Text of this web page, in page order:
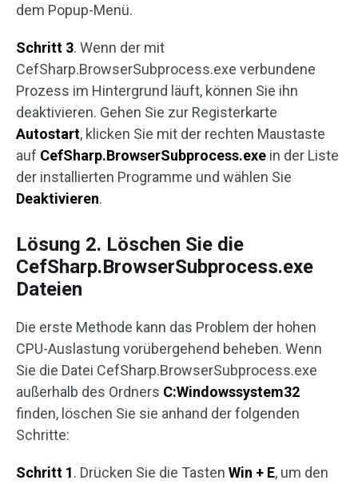
dem Popup-Menü.
Schritt 3. Wenn der mit
CefSharp.BrowserSubprocess.exe verbundene
Prozess im Hintergrund läuft, können Sie ihn
deaktivieren. Gehen Sie zur Registerkarte
Autostart, klicken Sie mit der rechten Maustaste
auf CefSharp.BrowserSubprocess.exe in der Liste
der installierten Programme und wählen Sie
Deaktivieren.
Lösung 2. Löschen Sie die
CefSharp.BrowserSubprocess.exe
Dateien
Die erste Methode kann das Problem der hohen
CPU-Auslastung vorübergehend beheben. Wenn
Sie die Datei CefSharp.BrowserSubprocess.exe
außerhalb des Ordners C:Windowssystem32
finden, löschen Sie sie anhand der folgenden
Schritte:
Schritt 1. Drücken Sie die Tasten Win + E, um den